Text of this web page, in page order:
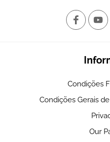
Condições
Condições Gerais
Our